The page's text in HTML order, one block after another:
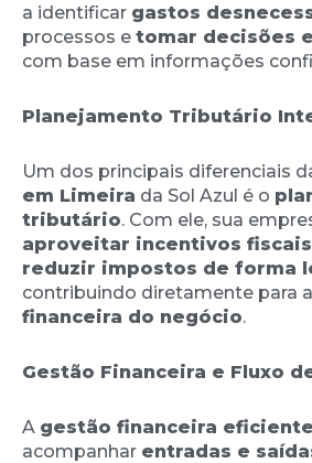
a identificar gastos
processos e tomar decisões
com base em informações
Planejamento Tributário
Um dos principais diferenciais
em Limeira da Sol Azul é o
tributário. Com ele, sua
aproveitar incentivos fiscais
reduzir impostos de forma
contribuindo diretamente para a
financeira do negócio.
Gestão Financeira e Fluxo
A gestão financeira eficiente
acompanhar entradas e